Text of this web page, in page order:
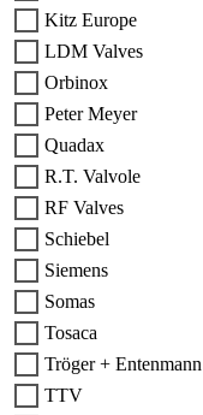
Kitz Europe
LDM Valves
Orbinox
Peter Meyer
Quadax
R.T. Valvole
RF Valves
Schiebel
Siemens
Somas
Tosaca
Tröger + Entenmann
TTV